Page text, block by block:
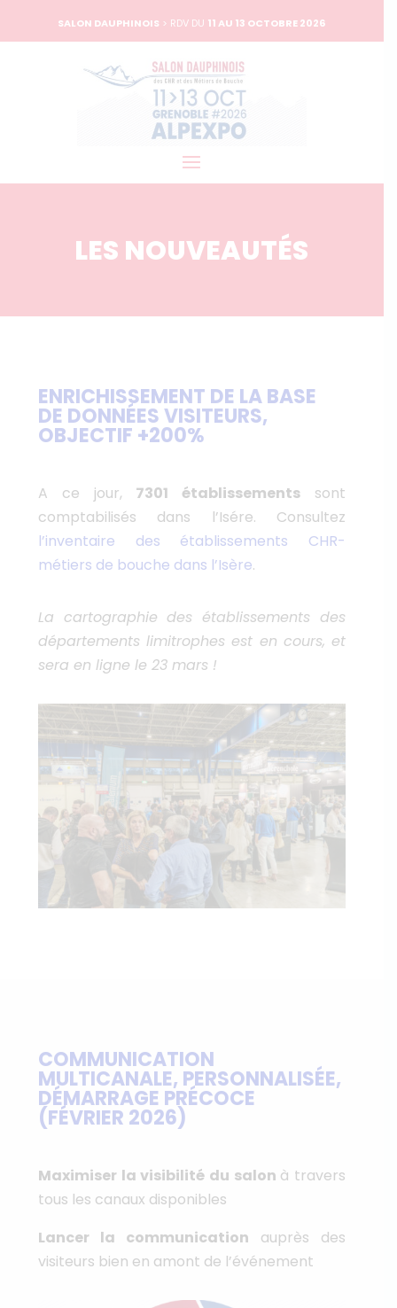
SALON DAUPHINOIS > RDV DU 11 AU 13 OCTOBRE 2026
LES NOUVEAUTÉS
ENRICHISSEMENT DE LA BASE
DE DONNÉES VISITEURS,
OBJECTIF +200%
A ce jour, 7301 établissements sont
comptabilisés dans l’Isére. Consultez
l’inventaire des établissements CHR-
métiers de bouche dans l’Isère.
La cartographie des établissements des
départements limitrophes est en cours, et
sera en ligne le 23 mars !
COMMUNICATION
MULTICANALE, PERSONNALISÉE,
DÉMARRAGE PRÉCOCE
(FÉVRIER 2026)
Maximiser la visibilité du salon à travers
tous les canaux disponibles
Lancer la communication auprès des
visiteurs bien en amont de l’événement